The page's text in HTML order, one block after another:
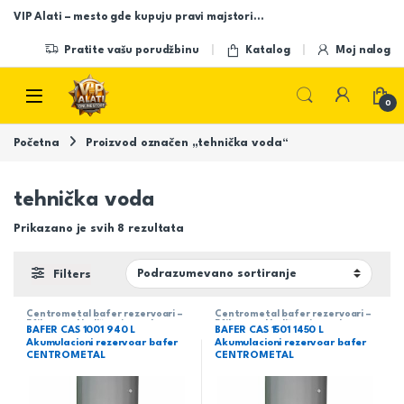
Skip to navigation
Skip to content
VIP Alati – mesto gde kupuju pravi majstori…
Pratite vašu porudžbinu Katalog Moj nalog
Open
0
Početna Proizvod označen „tehnička voda“
tehnička voda
Prikazano je svih 8 rezultata
Filters
Centrometal bafer rezervoari –
Efikasno skladištenje tople
tehničke vodeCentrometal
BAFER CAS 1001 940 L
Akumulacioni rezervoar bafer
CENTROMETAL
Centrometal bafer rezervoari –
Efikasno skladištenje tople
tehničke vodeCentrometal
BAFER CAS 1501 1450 L
Akumulacioni rezervoar bafer
CENTROMETAL